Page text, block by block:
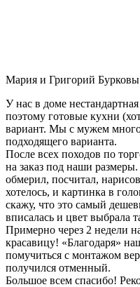
Мария и Григорий Бурковы
У нас в доме
поэтому готовые кухни
вариант. Мы с мужем
подходящего варианта.
После всех походов по
на заказ под наши
обмерил, посчитал,
хотелось, и картинка в
скажу, что это самый
вписалась и цвет выбрала
Примерно через 2 недели
красавицу! «Благодаря»
помучиться с монтажом
получился отменный.
Большое всем спасибо!